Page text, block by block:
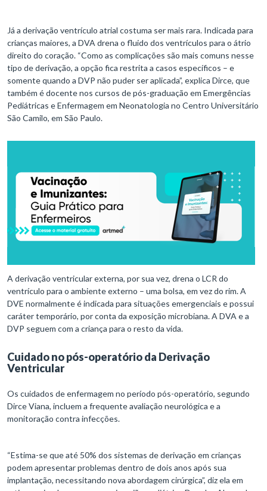
Já a derivação ventrículo atrial costuma ser mais rara. Indicada para
crianças maiores, a DVA drena o fluido dos ventrículos para o átrio
direito do coração. “Como as complicações são mais comuns nesse
tipo de derivação, a opção fica restrita a casos específicos – e
somente quando a DVP não puder ser aplicada”, explica Dirce, que
também é docente nos cursos de pós-graduação em Emergências
Pediátricas e Enfermagem em Neonatologia no Centro Universitário
São Camilo, em São Paulo.
A derivação ventricular externa, por sua vez, drena o LCR do
ventrículo para o ambiente externo – uma bolsa, em vez do rim. A
DVE normalmente é indicada para situações emergenciais e possui
caráter temporário, por conta da exposição microbiana. A DVA e a
DVP seguem com a criança para o resto da vida.
Cuidado no pós-operatório da Derivação
Ventricular
Os cuidados de enfermagem no período pós-operatório, segundo
Dirce Viana, incluem a frequente avaliação neurológica e a
monitoração contra infecções.
“Estima-se que até 50% dos sistemas de derivação em crianças
podem apresentar problemas dentro de dois anos após sua
implantação, necessitando nova abordagem cirúrgica”, diz ela em